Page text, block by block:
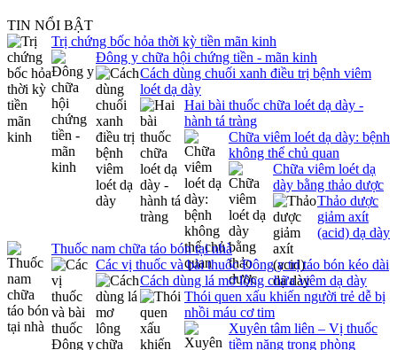
TIN NỔI BẬT
Trị chứng bốc hỏa thời kỳ tiền mãn kinh
Đông y chữa hội chứng tiền - mãn kinh
Cách dùng chuối xanh điều trị bệnh viêm
loét dạ dày
Hai bài thuốc chữa loét dạ dày -
hành tá tràng
Chữa viêm loét dạ dày: bệnh
không thể chủ quan
Chữa viêm loét dạ
dày bằng thảo dược
Thảo dược
giảm axít
(acid) dạ dày
Thuốc nam chữa táo bón tại nhà
Các vị thuốc và bài thuốc Đông y trị táo bón kéo dài
Cách dùng lá mơ lông chữa viêm dạ dày
Thói quen xấu khiến người trẻ dễ bị
nhồi máu cơ tim
Xuyên tâm liên – Vị thuốc
tiềm năng trong phòng